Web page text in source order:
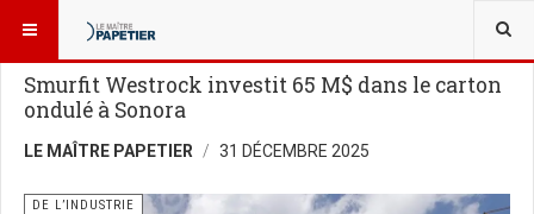
VOUS ÊTES ICI :
Smurfit Westrock investit 65 M$ dans le carton
ondulé à Sonora
LE MAÎTRE PAPETIER 31 DÉCEMBRE 2025
DE L’INDUSTRIE